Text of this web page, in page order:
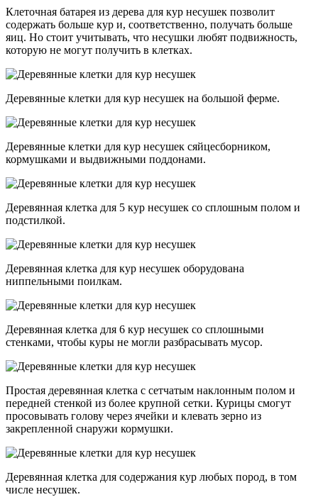
Клеточная батарея из дерева для кур несушек позволит
содержать больше кур и, соответственно, получать больше
яиц. Но стоит учитывать, что несушки любят подвижность,
которую не могут получить в клетках.
Деревянные клетки для кур несушек на большой ферме.
Деревянные клетки для кур несушек сяйцесборником,
кормушками и выдвижными поддонами.
Деревянная клетка для 5 кур несушек со сплошным полом и
подстилкой.
Деревянная клетка для кур несушек оборудована
ниппельными поилкам.
Деревянная клетка для 6 кур несушек со сплошными
стенками, чтобы куры не могли разбрасывать мусор.
Простая деревянная клетка с сетчатым наклонным полом и
передней стенкой из более крупной сетки. Курицы смогут
просовывать голову через ячейки и клевать зерно из
закрепленной снаружи кормушки.
Деревянная клетка для содержания кур любых пород, в том
числе несушек.